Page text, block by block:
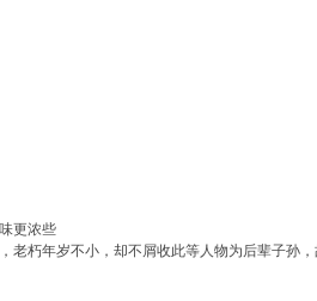
更浓些
老朽年岁不小，却不屑收此等人物为后辈子孙